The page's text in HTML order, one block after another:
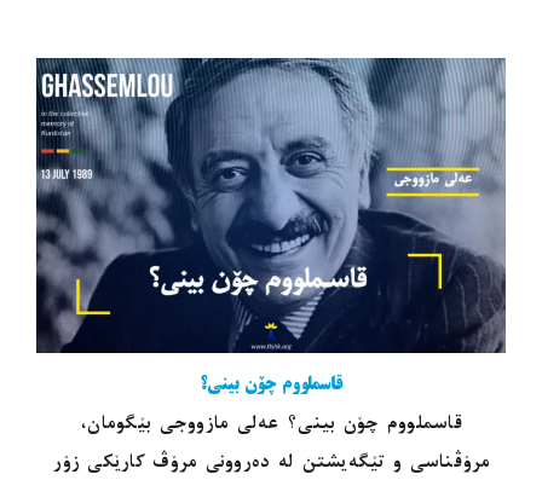
قاسملووم چۆن بینی؟
قاسملووم چۆن بینی؟ عەلی مازووجی بێگومان،
مرۆڤناسی و تێگەیشتن لە دەروونی مرۆڤ کارێکی زۆر